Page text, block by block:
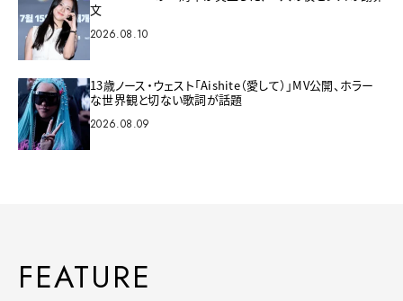
文
2026.08.10
13歳ノース・ウェスト「Aishite（愛して）」MV公開、ホラー
な世界観と切ない歌詞が話題
2026.08.09
FEATURE